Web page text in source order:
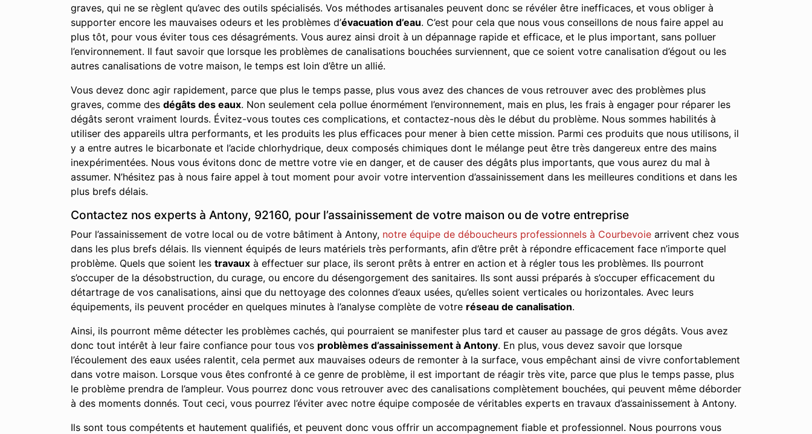
graves, qui ne se règlent qu’avec des outils spécialisés. Vos méthodes artisanales peuvent donc se révéler être inefficaces, et vous obliger à
supporter encore les mauvaises odeurs et les problèmes d’évacuation d’eau. C’est pour cela que nous vous conseillons de nous faire appel au
plus tôt, pour vous éviter tous ces désagréments. Vous aurez ainsi droit à un dépannage rapide et efficace, et le plus important, sans polluer
l’environnement. Il faut savoir que lorsque les problèmes de canalisations bouchées surviennent, que ce soient votre canalisation d’égout ou les
autres canalisations de votre maison, le temps est loin d’être un allié.
Vous devez donc agir rapidement, parce que plus le temps passe, plus vous avez des chances de vous retrouver avec des problèmes plus
graves, comme des dégâts des eaux. Non seulement cela pollue énormément l’environnement, mais en plus, les frais à engager pour réparer les
dégâts seront vraiment lourds. Évitez-vous toutes ces complications, et contactez-nous dès le début du problème. Nous sommes habilités à
utiliser des appareils ultra performants, et les produits les plus efficaces pour mener à bien cette mission. Parmi ces produits que nous utilisons, il
y a entre autres le bicarbonate et l’acide chlorhydrique, deux composés chimiques dont le mélange peut être très dangereux entre des mains
inexpérimentées. Nous vous évitons donc de mettre votre vie en danger, et de causer des dégâts plus importants, que vous aurez du mal à
assumer. N’hésitez pas à nous faire appel à tout moment pour avoir votre intervention d’assainissement dans les meilleures conditions et dans les
plus brefs délais.
Contactez nos experts à Antony, 92160, pour l’assainissement de votre maison ou de votre entreprise
Pour l’assainissement de votre local ou de votre bâtiment à Antony, notre équipe de déboucheurs professionnels à Courbevoie arrivent chez vous
dans les plus brefs délais. Ils viennent équipés de leurs matériels très performants, afin d’être prêt à répondre efficacement face n’importe quel
problème. Quels que soient les travaux à effectuer sur place, ils seront prêts à entrer en action et à régler tous les problèmes. Ils pourront
s’occuper de la désobstruction, du curage, ou encore du désengorgement des sanitaires. Ils sont aussi préparés à s’occuper efficacement du
détartrage de vos canalisations, ainsi que du nettoyage des colonnes d’eaux usées, qu’elles soient verticales ou horizontales. Avec leurs
équipements, ils peuvent procéder en quelques minutes à l’analyse complète de votre réseau de canalisation.
Ainsi, ils pourront même détecter les problèmes cachés, qui pourraient se manifester plus tard et causer au passage de gros dégâts. Vous avez
donc tout intérêt à leur faire confiance pour tous vos problèmes d’assainissement à Antony. En plus, vous devez savoir que lorsque
l’écoulement des eaux usées ralentit, cela permet aux mauvaises odeurs de remonter à la surface, vous empêchant ainsi de vivre confortablement
dans votre maison. Lorsque vous êtes confronté à ce genre de problème, il est important de réagir très vite, parce que plus le temps passe, plus
le problème prendra de l’ampleur. Vous pourrez donc vous retrouver avec des canalisations complètement bouchées, qui peuvent même déborder
à des moments donnés. Tout ceci, vous pourrez l’éviter avec notre équipe composée de véritables experts en travaux d’assainissement à Antony.
Ils sont tous compétents et hautement qualifiés, et peuvent donc vous offrir un accompagnement fiable et professionnel. Nous pourrons vous